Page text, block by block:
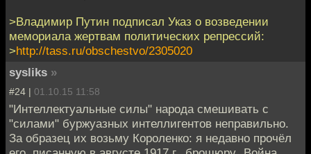
>Владимир Путин подписал Указ о возведении
мемориала жертвам политических репрессий:
>http://tass.ru/obschestvo/2305020
sysliks »
#24 | 01.10.15 11:58
"Интеллектуальные силы" народа смешивать с
"силами" буржуазных интеллигентов неправильно.
За образец их возьму Короленко: я недавно прочёл